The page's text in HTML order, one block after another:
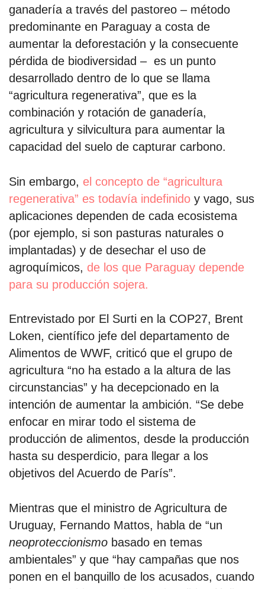
ganadería a través del pastoreo – método
predominante en Paraguay a costa de
aumentar la deforestación y la consecuente
pérdida de biodiversidad – es un punto
desarrollado dentro de lo que se llama
“agricultura regenerativa”, que es la
combinación y rotación de ganadería,
agricultura y silvicultura para aumentar la
capacidad del suelo de capturar carbono.
Sin embargo, el concepto de “agricultura
regenerativa” es todavía indefinido y vago, sus
aplicaciones dependen de cada ecosistema
(por ejemplo, si son pasturas naturales o
implantadas) y de desechar el uso de
agroquímicos, de los que Paraguay depende
para su producción sojera.
Entrevistado por El Surti en la COP27, Brent
Loken, científico jefe del departamento de
Alimentos de WWF, criticó que el grupo de
agricultura “no ha estado a la altura de las
circunstancias” y ha decepcionado en la
intención de aumentar la ambición. “Se debe
enfocar en mirar todo el sistema de
producción de alimentos, desde la producción
hasta su desperdicio, para llegar a los
objetivos del Acuerdo de París”.
Mientras que el ministro de Agricultura de
Uruguay, Fernando Mattos, habla de “un
neoproteccionismo basado en temas
ambientales” y que “hay campañas que nos
ponen en el banquillo de los acusados, cuando